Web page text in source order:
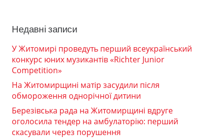
Недавні записи
У Житомирі проведуть перший всеукраїнський
конкурс юних музикантів «Richter Junior
Competition»
На Житомирщині матір засудили після
обмороження однорічної дитини
Березівська рада на Житомирщині вдруге
оголосила тендер на амбулаторію: перший
скасували через порушення